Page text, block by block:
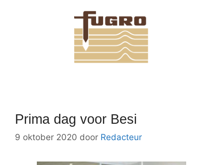
Prima dag voor Besi
9 oktober 2020 door Redacteur